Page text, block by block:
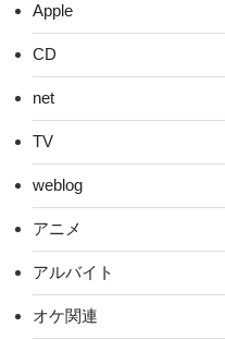
Apple
CD
net
TV
weblog
アニメ
アルバイト
オケ関連